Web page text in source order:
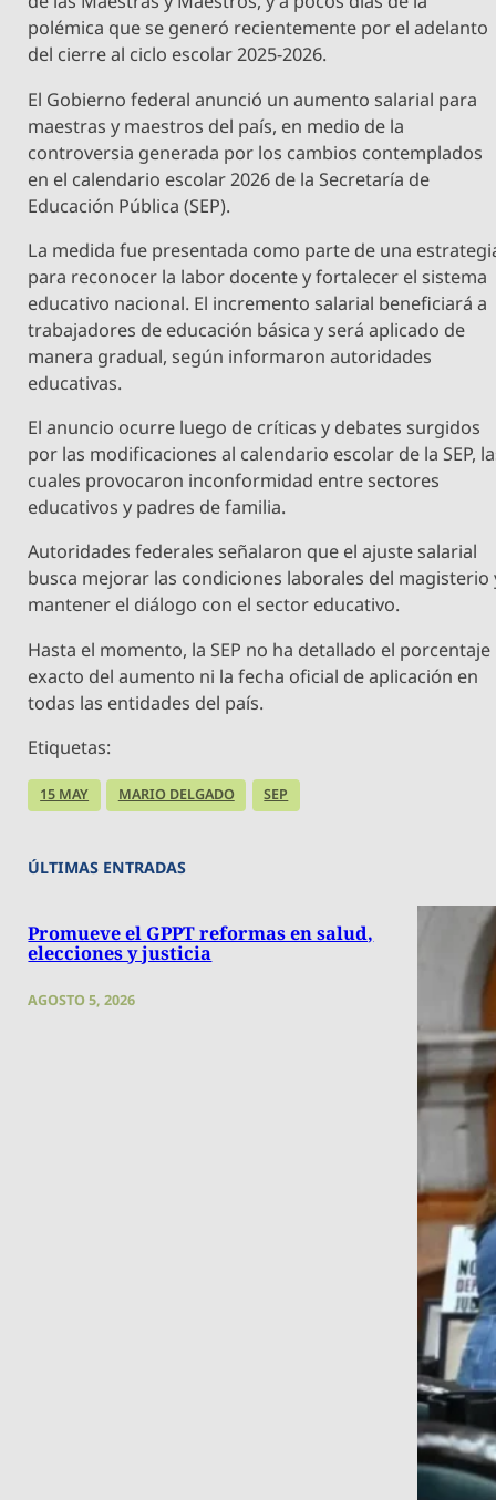
polémica que se generó recientemente por el adelanto
del cierre al ciclo escolar 2025-2026.
El Gobierno federal anunció un aumento salarial para
maestras y maestros del país, en medio de la
controversia generada por los cambios contemplados
en el calendario escolar 2026 de la Secretaría de
Educación Pública (SEP).
La medida fue presentada como parte de una
para reconocer la labor docente y fortalecer el sistema
educativo nacional. El incremento salarial beneficiará a
trabajadores de educación básica y será aplicado de
manera gradual, según informaron autoridades
educativas.
El anuncio ocurre luego de críticas y debates surgidos
por las modificaciones al calendario escolar de la SEP,
cuales provocaron inconformidad entre sectores
educativos y padres de familia.
Autoridades federales señalaron que el ajuste salarial
busca mejorar las condiciones laborales del magisterio
mantener el diálogo con el sector educativo.
Hasta el momento, la SEP no ha detallado el porcentaje
exacto del aumento ni la fecha oficial de aplicación en
todas las entidades del país.
Etiquetas:
15 MAY MARIO DELGADO SEP
ÚLTIMAS ENTRADAS
Promueve el GPPT reformas en salud,
elecciones y justicia
AGOSTO 5, 2026